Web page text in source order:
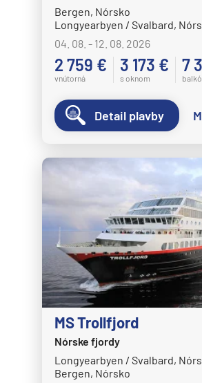
Bergen, Nórsko
Longyearbyen / Svalbard,
04. 08. - 12. 08. 2026
2 759 €
vnútorná
3 173 €
s oknom
7
Detail plavby
MS Trollfjord
Nórske fjordy
Longyearbyen / Svalbard,
Bergen, Nórsko